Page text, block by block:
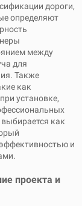
дороги,
определяют
между
для
Также
как
установке,
как
и
проекта и